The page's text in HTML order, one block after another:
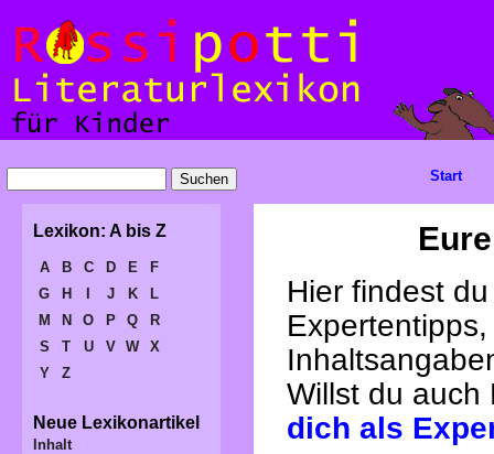
Hier findest
Willst du
dich als
Start
Lexikon: A bis Z
A B C D E
F
G
H J K
L
M
N O P Q
R
S
T U V W
X
Y
Z
Neue Lexikonartikel
Inhalt